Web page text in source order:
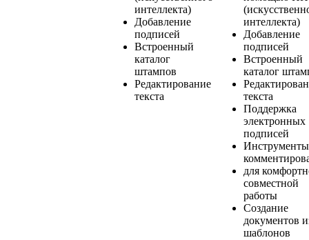
интеллекта)
Добавление
подписей
Встроенный
каталог
штампов
Редактирование
текста
интеллекта)
Добавление
подписей
Встроенный
каталог
текста
Поддержка
электронных
подписей
Инструменты
для
совместной
работы
Создание
документов
шаблонов